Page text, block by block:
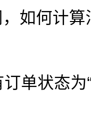
如何计
单状态